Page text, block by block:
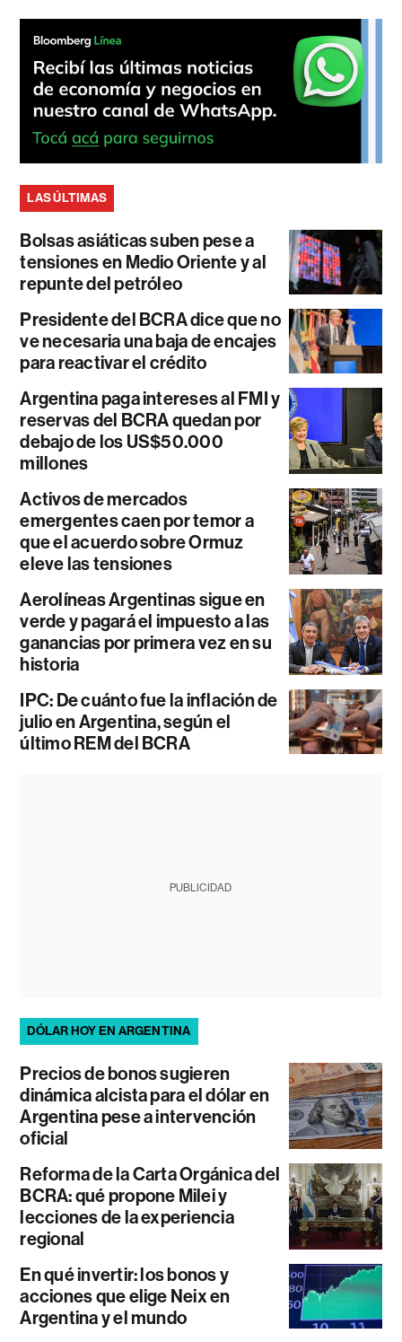
LAS ÚLTIMAS
Bolsas asiáticas suben pese a
tensiones en Medio Oriente y al
repunte del petróleo
Presidente del BCRA dice que no
ve necesaria una baja de encajes
para reactivar el crédito
Argentina paga intereses al FMI y
reservas del BCRA quedan por
debajo de los US$50.000
millones
Activos de mercados
emergentes caen por temor a
que el acuerdo sobre Ormuz
eleve las tensiones
Aerolíneas Argentinas sigue en
verde y pagará el impuesto a las
ganancias por primera vez en su
historia
IPC: De cuánto fue la inflación de
julio en Argentina, según el
último REM del BCRA
PUBLICIDAD
DÓLAR HOY EN ARGENTINA
Precios de bonos sugieren
dinámica alcista para el dólar en
Argentina pese a intervención
oficial
Reforma de la Carta Orgánica del
BCRA: qué propone Milei y
lecciones de la experiencia
regional
En qué invertir: los bonos y
acciones que elige Neix en
Argentina y el mundo